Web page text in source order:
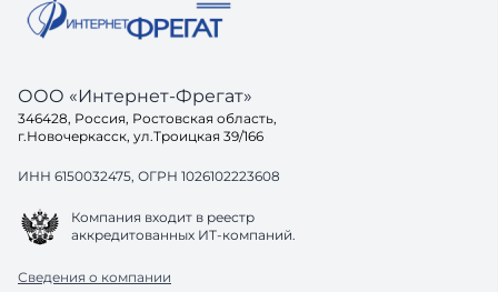
ООО «Интернет-Фрегат»
346428, Россия, Ростовская область,
г.Новочеркасск, ул.Троицкая 39/166
ИНН 6150032475, ОГРН 1026102223608
Компания входит в реестр
аккредитованных ИТ-компаний.
Сведения о компании